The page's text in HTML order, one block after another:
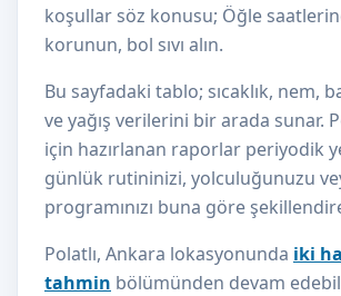
koşullar söz konusu; Öğle
korunun, bol sıvı alın.
Bu sayfadaki tablo; sıcaklık, nem,
ve yağış verilerini bir arada sunar.
için hazırlanan raporlar periyodik
günlük rutininizi, yolculuğunuzu
programınızı buna göre
Polatlı, Ankara lokasyonunda iki
tahmin bölümünden devam